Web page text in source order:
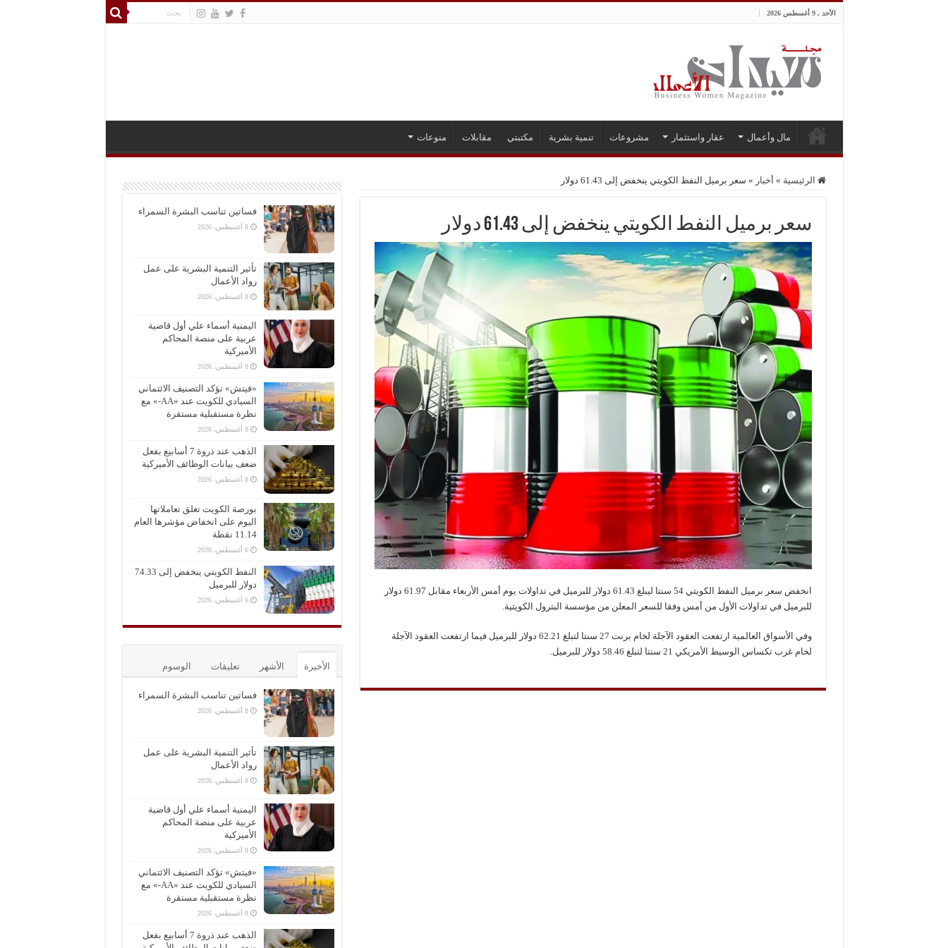
الأحد , 9 أغسطس 2026
مال وأعمال عقار واستثمار مشروعات تنمية بشرية مكتبتي مقابلات منوعات
الرئيسية » أخبار » سعر برميل النفط الكويتي ينخفض إلى 61.43 دولار
سعر برميل النفط الكويتي ينخفض إلى 61.43 دولار
انخفض سعر برميل النفط الكويتي 54 سنتا ليبلغ 61.43 دولار للبرميل في تداولات يوم أمس الأربعاء مقابل 61.97 دولار
للبرميل في تداولات الأول من أمس وفقا للسعر المعلن من مؤسسة البترول الكويتية.
وفي الأسواق العالمية ارتفعت العقود الآجلة لخام برنت 27 سنتا لتبلغ 62.21 دولار للبرميل فيما ارتفعت العقود الآجلة
لخام غرب تكساس الوسيط الأمريكي 21 سنتا لتبلغ 58.46 دولار للبرميل.
فساتين تناسب البشرة السمراء
8 أغسطس، 2026
تأثير التنمية البشرية على عمل
رواد الأعمال
8 أغسطس، 2026
اليمنية أسماء علي أول قاضية
عربية على منصة المحاكم
الأميركية
8 أغسطس، 2026
«فيتش» تؤكد التصنيف الائتماني
السيادي للكويت عند «AA-» مع
نظرة مستقبلية مستقرة
8 أغسطس، 2026
الذهب عند ذروة 7 أسابيع بفعل
ضعف بيانات الوظائف الأميركية
8 أغسطس، 2026
بورصة الكويت تغلق تعاملاتها
اليوم على انخفاض مؤشرها العام
11.14 نقطة
6 أغسطس، 2026
النفط الكويتي ينخفض إلى 74.33
دولار للبرميل
6 أغسطس، 2026
الأخيرة الأشهر تعليقات الوسوم
فساتين تناسب البشرة السمراء
8 أغسطس، 2026
تأثير التنمية البشرية على عمل
رواد الأعمال
8 أغسطس، 2026
اليمنية أسماء علي أول قاضية
عربية على منصة المحاكم
الأميركية
8 أغسطس، 2026
«فيتش» تؤكد التصنيف الائتماني
السيادي للكويت عند «AA-» مع
نظرة مستقبلية مستقرة
8 أغسطس، 2026
الذهب عند ذروة 7 أسابيع بفعل